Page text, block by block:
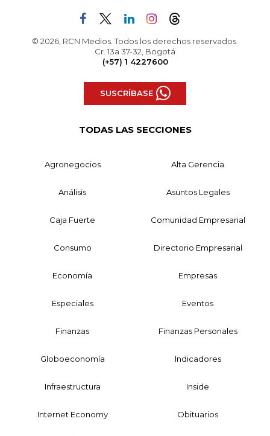
© 2026, RCN Medios. Todos los derechos reservados.
Cr. 13a 37-32, Bogotá
(+57) 1 4227600
SUSCRÍBASE
TODAS LAS SECCIONES
Agronegocios Alta Gerencia
Análisis Asuntos Legales
Caja Fuerte Comunidad Empresarial
Consumo Directorio Empresarial
Economía Empresas
Especiales Eventos
Finanzas Finanzas Personales
Globoeconomía Indicadores
Infraestructura Inside
Internet Economy Obituarios